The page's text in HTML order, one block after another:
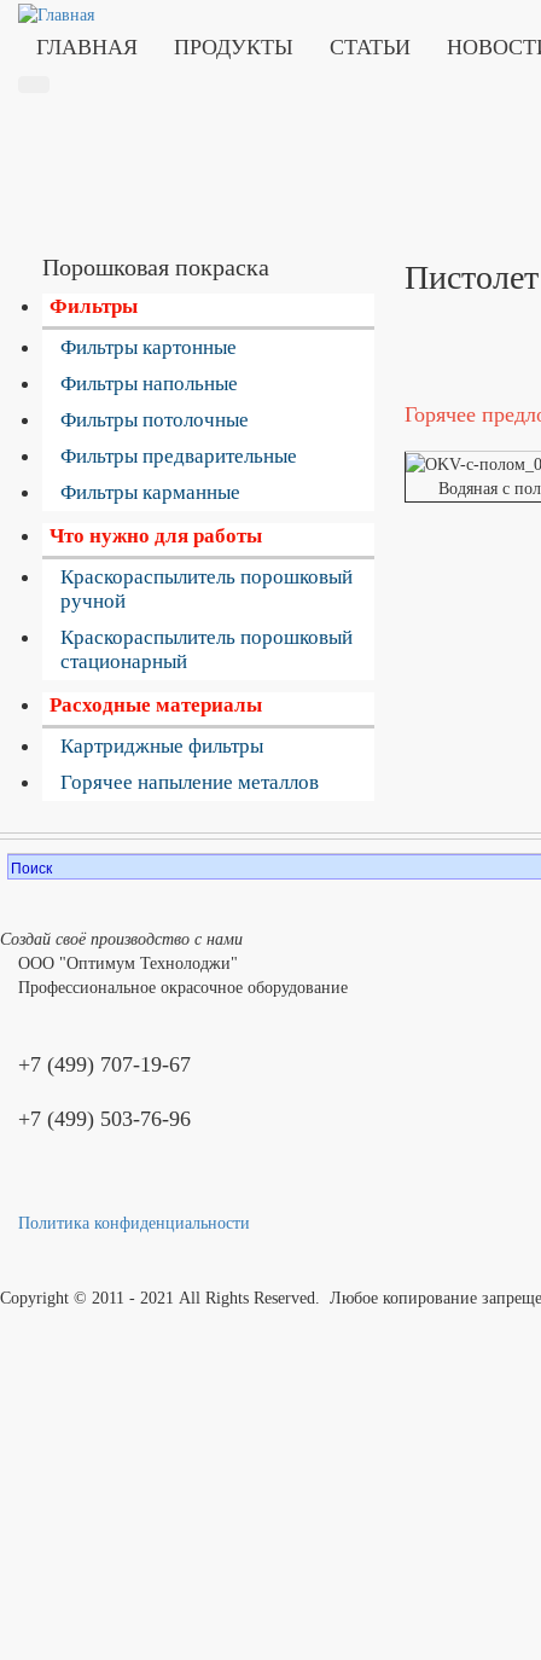
ГЛАВНАЯ ПРОДУКТЫ СТАТЬИ
Порошковая покраска
Фильтры
Фильтры картонные
Фильтры напольные
Фильтры потолочные
Фильтры предварительные
Фильтры карманные
Что нужно для работы
Краскораспылитель порошковый
ручной
Краскораспылитель порошковый
стационарный
Расходные материалы
Картриджные фильтры
Горячее напыление металлов
Горячее
Водяная с
Создай своё производство с нами
ООО "Оптимум Технолоджи"
Профессиональное окрасочное оборудование
+7 (499) 707-19-67
+7 (499) 503-76-96
Политика конфиденциальности
Copyright © 2011 - 2021 All Rights Reserved. Любое копирование